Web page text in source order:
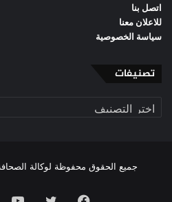
اتصل بنا
للاعلان معنا
سياسة الخصوصية
تصنيفات
تصنيفات
جميع الحقوق محفوظة لوكالة الصحافة